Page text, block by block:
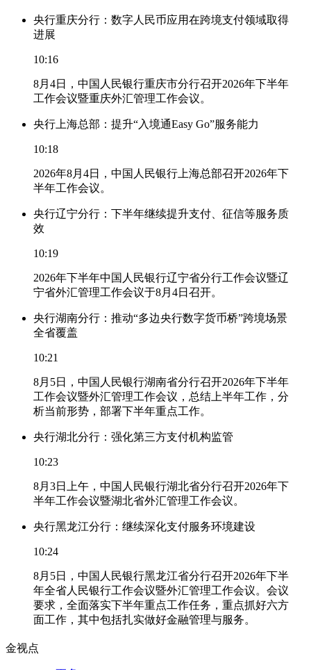
央行重庆分行：数字人民币应用在跨境支付领域取得
进展
10:16
8月4日，中国人民银行重庆市分行召开2026年下半年
工作会议暨重庆外汇管理工作会议。
央行上海总部：提升“入境通Easy Go”服务能力
10:18
2026年8月4日，中国人民银行上海总部召开2026年下
半年工作会议。
央行辽宁分行：下半年继续提升支付、征信等服务质
效
10:19
2026年下半年中国人民银行辽宁省分行工作会议暨辽
宁省外汇管理工作会议于8月4日召开。
央行湖南分行：推动“多边央行数字货币桥”跨境场景
全省覆盖
10:21
8月5日，中国人民银行湖南省分行召开2026年下半年
工作会议暨外汇管理工作会议，总结上半年工作，分
析当前形势，部署下半年重点工作。
央行湖北分行：强化第三方支付机构监管
10:23
8月3日上午，中国人民银行湖北省分行召开2026年下
半年工作会议暨湖北省外汇管理工作会议。
央行黑龙江分行：继续深化支付服务环境建设
10:24
8月5日，中国人民银行黑龙江省分行召开2026年下半
年全省人民银行工作会议暨外汇管理工作会议。会议
要求，全面落实下半年重点工作任务，重点抓好六方
面工作，其中包括扎实做好金融管理与服务。
金视点